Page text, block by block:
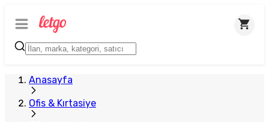
Anasayfa
Ofis & Kırtasiye
Plus Satıcı